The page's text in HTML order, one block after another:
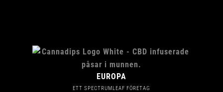
EUROPA
ETT SPECTRUMLEAF FÖRETAG